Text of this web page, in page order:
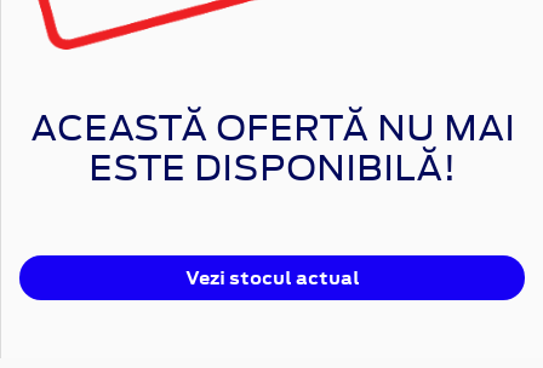
ACEASTĂ OFERTĂ NU MAI
ESTE DISPONIBILĂ!
Vezi stocul actual